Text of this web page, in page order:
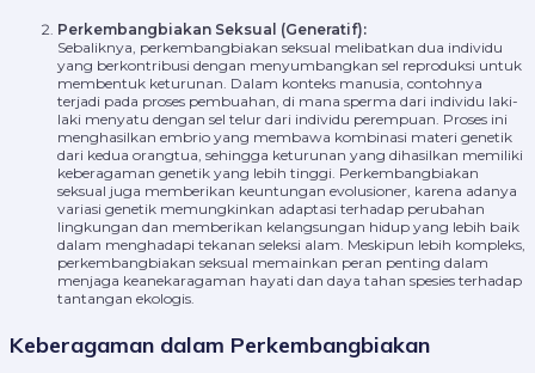
Perkembangbiakan Seksual (Generatif):
Sebaliknya, perkembangbiakan seksual melibatkan dua individu
yang berkontribusi dengan menyumbangkan sel reproduksi untuk
membentuk keturunan. Dalam konteks manusia, contohnya
terjadi pada proses pembuahan, di mana sperma dari individu laki-
laki menyatu dengan sel telur dari individu perempuan. Proses ini
menghasilkan embrio yang membawa kombinasi materi genetik
dari kedua orangtua, sehingga keturunan yang dihasilkan memiliki
keberagaman genetik yang lebih tinggi. Perkembangbiakan
seksual juga memberikan keuntungan evolusioner, karena adanya
variasi genetik memungkinkan adaptasi terhadap perubahan
lingkungan dan memberikan kelangsungan hidup yang lebih baik
dalam menghadapi tekanan seleksi alam. Meskipun lebih kompleks,
perkembangbiakan seksual memainkan peran penting dalam
menjaga keanekaragaman hayati dan daya tahan spesies terhadap
tantangan ekologis.
Keberagaman dalam Perkembangbiakan